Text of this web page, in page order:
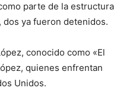
parte de la estructura
ya fueron detenidos.
conocido como «El
quienes enfrentan
Unidos.